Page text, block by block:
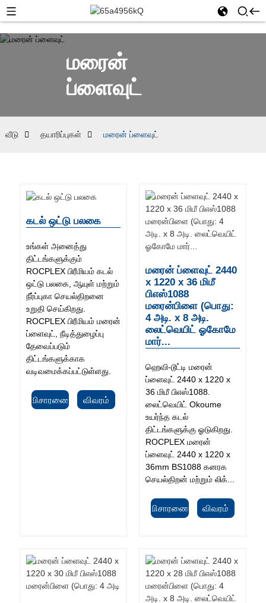
மரைன்
ப்ளைவுட்
வீடு தயாரிப்புகள் மரைன் ப்ளைவுட்
கடல் ஒட்டு பலகை
உங்கள் அனைத்து
திட்டங்களுக்கும்
ROCPLEX பிரீமியம் கடல்
ஒட்டு பலகை, ஆயுள் மற்றும்
நீர்ப்புகா செயல்திறனை
உறுதி செய்கிறது.
ROCPLEX பிரீமியம் மரைன்
ப்ளைவுட், நீடித்துழைப்பு
தேவைப்படும்
திட்டங்களுக்காக
வடிவமைக்கப்பட்டுள்ளது.
விசாரணை விவரம்
மரைன் ப்ளைவுட் 2440
x 1220 x 36 மிமீ
பிஎஸ்1088
மரைன்பிளை (பொது:
4 அடி. x 8 அடி.
லைட்வெயிட் ஓகோமே
மார்...
ஹெவி-டூட்டி மரைன்
ப்ளைவுட் 2440 x 1220 x
36 மிமீ பிஎஸ்1088.
லைட்வெயிட் Okoume
உயர்ந்த கடல்
திட்டங்களுக்கு ஓடுகிறது.
ROCPLEX மரைன்
ப்ளைவுட் 2440 x 1220 x
36mm BS1088 கனரக
செயல்திறன் மற்றும் லிக்...
விசாரணை விவரம்